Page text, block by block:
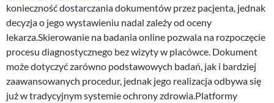
konieczność dostarczania dokumentów przez pacjenta, jednak
decyzja o jego wystawieniu nadal zależy od oceny
lekarza.Skierowanie na badania online pozwala na rozpoczęcie
procesu diagnostycznego bez wizyty w placówce. Dokument
może dotyczyć zarówno podstawowych badań, jak i bardziej
zaawansowanych procedur, jednak jego realizacja odbywa się
już w tradycyjnym systemie ochrony zdrowia.Platformy